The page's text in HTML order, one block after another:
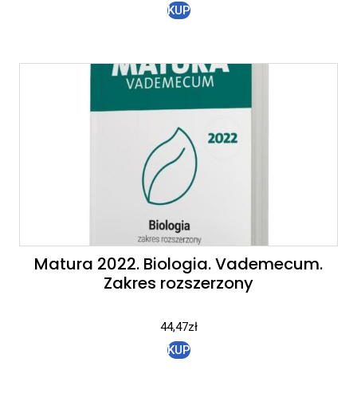
KUP
Matura 2022. Biologia. Vademecum.
Zakres rozszerzony
44,47zł
KUP